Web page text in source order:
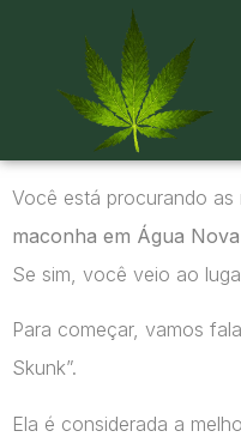
Você está procurando
maconha em Água Nova
Se sim, você veio ao
Para começar, vamos
Skunk”.
Ela é considerada a